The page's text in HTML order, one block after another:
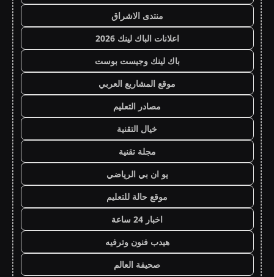
منتدى الاشراق
اعلانات الباك لينك 2026
باك لينك وجيست بوست
موقع المشاريع العربي
مصادر التعليم
خيال التقنية
مجلة تقنية
يو ان بي الرياضي
موقع حالة للتعليم
اخبار 24 ساعة
هيدب فنون وترفيه
صحيفة العالم